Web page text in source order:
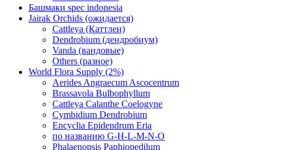
Башмаки spec indonesia
Jairak Orchids (ожидается)
Cattleya (Каттлеи)
Dendrobium (дендробиум)
Vanda (вандовые)
Others (разное)
World Flora Supply (2%)
Aerides Angraecum Ascocentrum
Brassavola Bulbophyllum
Cattleya Calanthe Coelogyne
Cymbidium Dendrobium
Encyclia Epidendrum Eria
по названию G-H-L-M-N-O
Phalaenopsis Paphiopedilum